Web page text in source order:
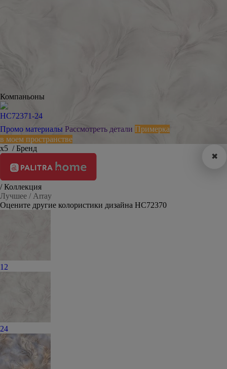
Компаньоны
HC72371-24
Промо материалы Рассмотреть детали Примерка
в моем пространстве
х5
✖
/ Бренд
/ Коллекция
Лучшее / Array
Оцените другие колористики дизайна HC72370
12
24